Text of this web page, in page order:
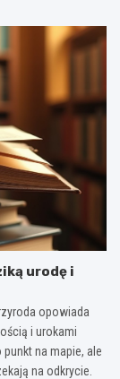
urodę i
opowiada
i urokami
na mapie, ale
na odkrycie.